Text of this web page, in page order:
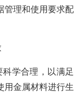
管理和使用要求配
学合理，以满足
用金属材料进行生